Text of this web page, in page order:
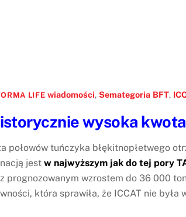
LIFE wiadomości,Semategoria BFT,
wysoka
połowów tuńczyka błękitnopłetwego
jestw najwyższym jak do tej pory
prognozowanym wzrostem do 36 000
która sprawiła, że ICCAT nie